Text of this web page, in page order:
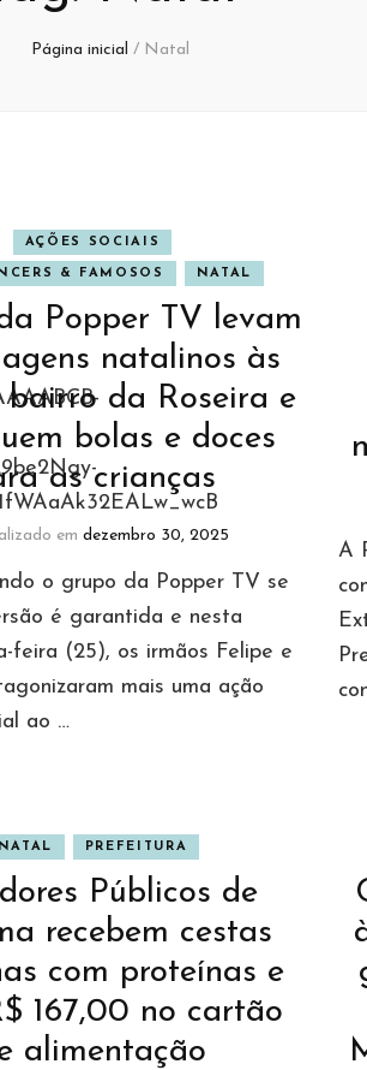
Página inicial / Natal
AÇÕES SOCIAIS
& FAMOSOS NATAL
Popper TV levam
natalinos às
bairro da Roseira e
bolas e doces
as crianças
emdezembro 30, 2025
o grupo da Popper TV se
é garantida e nesta
feira (25), os irmãos Felipe e
mais uma ação
ao …
A
NATAL PREFEITURA
Públicos de
recebem cestas
com proteínas e
167,00 no cartão
alimentação